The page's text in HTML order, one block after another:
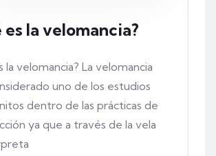
es la velomancia?
la velomancia? La velomancia
uno de los estudios
dentro de las prácticas de
ya que a través de la vela